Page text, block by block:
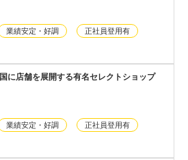
業績安定・好調 正社員登用有
に店舗を展開する有名セレクトショップ
業績安定・好調 正社員登用有